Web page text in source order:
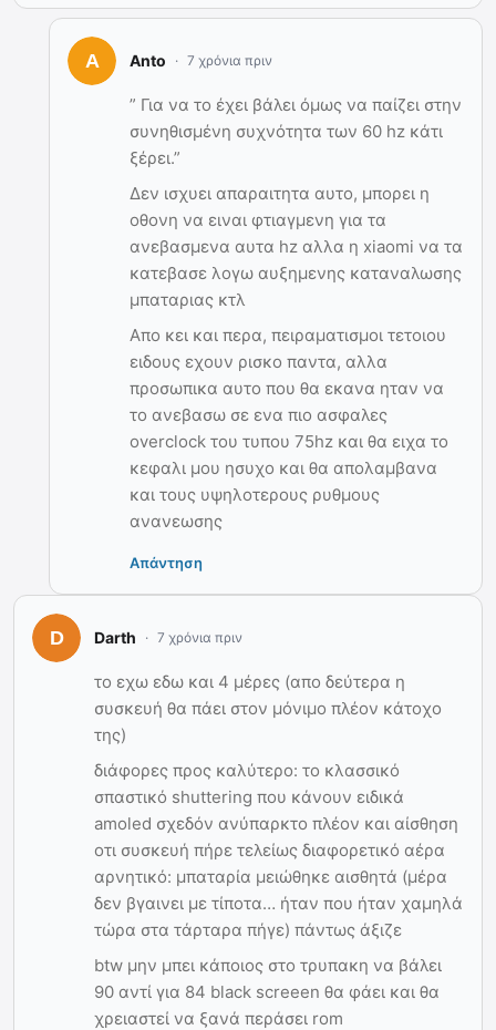
Anto 7 χρόνια πριν
” Για να το έχει βάλει όμως να παίζει στην
συνηθισμένη συχνότητα των 60 hz κάτι
ξέρει.”
Δεν ισχυει απαραιτητα αυτο, μπορει η
οθονη να ειναι φτιαγμενη για τα
ανεβασμενα αυτα hz αλλα η xiaomi να τα
κατεβασε λογω αυξημενης καταναλωσης
μπαταριας κτλ
Απο κει και περα, πειραματισμοι τετοιου
ειδους εχουν ρισκο παντα, αλλα
προσωπικα αυτο που θα εκανα ηταν να
το ανεβασω σε ενα πιο ασφαλες
overclock του τυπου 75hz και θα ειχα το
κεφαλι μου ησυχο και θα απολαμβανα
και τους υψηλοτερους ρυθμους
ανανεωσης
Απάντηση
Darth 7 χρόνια πριν
το εχω εδω και 4 μέρες (απο δεύτερα η
συσκευή θα πάει στον μόνιμο πλέον κάτοχο
της)
διάφορες προς καλύτερο: το κλασσικό
σπαστικό shuttering που κάνουν ειδικά
amoled σχεδόν ανύπαρκτο πλέον και αίσθηση
οτι συσκευή πήρε τελείως διαφορετικό αέρα
αρνητικό: μπαταρία μειώθηκε αισθητά (μέρα
δεν βγαινει με τίποτα… ήταν που ήταν χαμηλά
τώρα στα τάρταρα πήγε) πάντως άξιζε
btw μην μπει κάποιος στο τρυπακη να βάλει
90 αντί για 84 black screeen θα φάει και θα
χρειαστεί να ξανά περάσει rom